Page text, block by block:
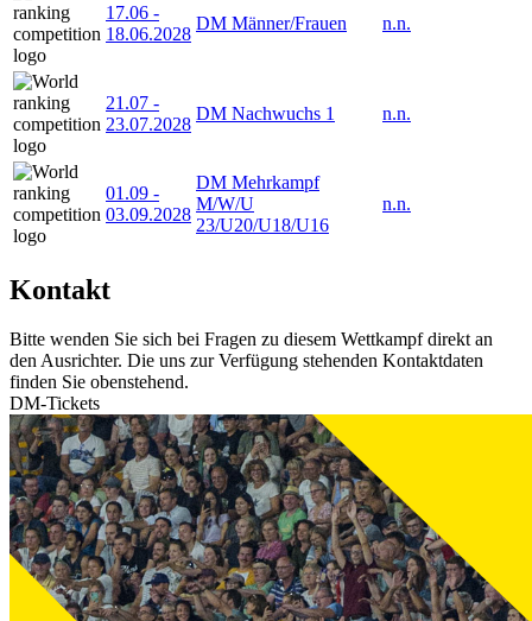
17.06 -
18.06.2028
DM Männer/Frauen n.n.
21.07 -
23.07.2028
DM Nachwuchs 1 n.n.
01.09 -
03.09.2028
DM Mehrkampf
M/W/U
23/U20/U18/U16
n.n.
Kontakt
Bitte wenden Sie sich bei Fragen zu diesem Wettkampf direkt an
den Ausrichter. Die uns zur Verfügung stehenden Kontaktdaten
finden Sie obenstehend.
DM-Tickets